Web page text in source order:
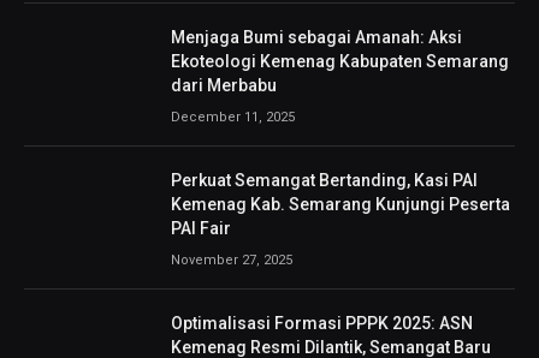
Menjaga Bumi sebagai Amanah: Aksi
Ekoteologi Kemenag Kabupaten Semarang
dari Merbabu
December 11, 2025
Perkuat Semangat Bertanding, Kasi PAI
Kemenag Kab. Semarang Kunjungi Peserta
PAI Fair
November 27, 2025
Optimalisasi Formasi PPPK 2025: ASN
Kemenag Resmi Dilantik, Semangat Baru